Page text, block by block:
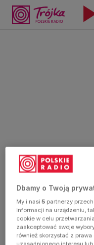
Dbamy o Twoją
My i nasi5 partnerzy
informacji na urządzeniu,
cookie w celu
zaakceptować swoje
również skorzystać z